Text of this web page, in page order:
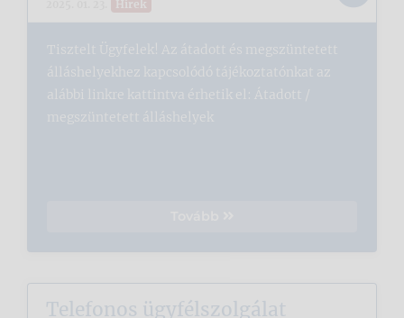
Hírek
Tisztelt Ügyfelek! Az átadott és megszüntetett
álláshelyekhez kapcsolódó tájékoztatónkat az
alábbi linkre kattintva érhetik el: Átadott /
megszüntetett álláshelyek
Telefonos ügyfélszolgálat